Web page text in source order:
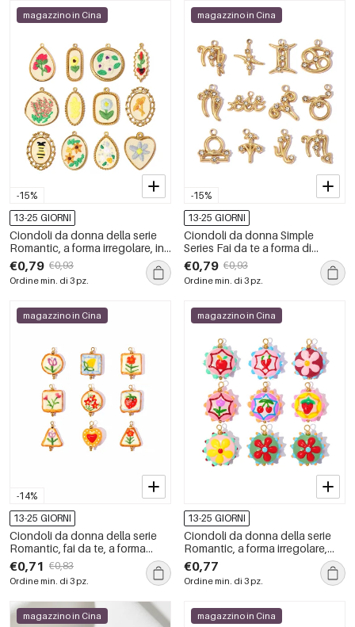
-15%
magazzino in Cina
13-25 GIORNI
Ciondoli da donna della serie
Romantic, a forma irregolare, in
acciaio inossidabile,
impermeabili e color oro, con
motivo floreale fai da te.
€0,79 €0,93
Ordine min. di 3 pz.
-15%
magazzino in Cina
13-25 GIORNI
Ciondoli da donna Simple
Series Fai da te a forma di
costellazione, in acciaio
inossidabile impermeabile color
oro.
€0,79 €0,93
Ordine min. di 3 pz.
-14%
magazzino in Cina
13-25 GIORNI
Ciondoli da donna della serie
Romantic, fai da te, a forma
irregolare, in acciaio
inossidabile, impermeabili, color
oro, con frutta.
€0,71 €0,83
Ordine min. di 3 pz.
magazzino in Cina
13-25 GIORNI
Ciondoli da donna della serie
Romantic, a forma irregolare,
con smalto color oro, a tema
floreale fai da te.
€0,77
Ordine min. di 3 pz.
magazzino in Cina magazzino in Cina